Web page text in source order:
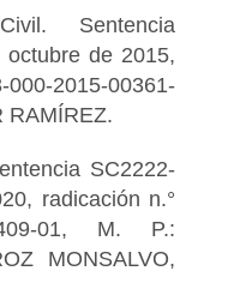
Sentencia
de 2015,
000-2015-00361-
RAMÍREZ.
SC2222-
radicación n.°
01, M. P.:
MONSALVO,